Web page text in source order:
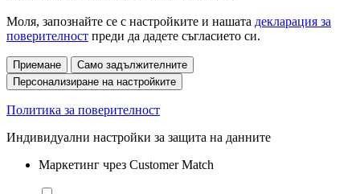
Моля, запознайте се с настройките и нашата декларация за
поверителност преди да дадете съгласието си.
Приемане
Само задължителните
Персонализиране на настройките
Политика за поверителност
Индивидуални настройки за защита на данните
Маркетинг чрез Customer Match